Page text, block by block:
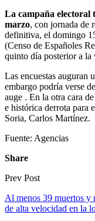
La campaña electoral
marzo, con jornada de
definitiva, el domingo
(Censo de Españoles
quinto día posterior a la
Las encuestas auguran
embargo podría verse
auge . En la otra cara
e histórica derrota para
Soria, Carlos Martínez.
Fuente: Agencias
Share
Prev Post
Al menos 39 muertos y
de alta velocidad en la